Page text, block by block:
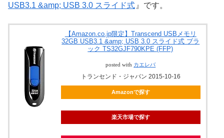
USB3.1 &amp; USB 3.0 スライド式 』です。
【Amazon.co.jp限定】Transcend USBメモリ
32GB USB3.1 &amp; USB 3.0 スライド式 ブラ
ック TS32GJF790KPE (FFP)
posted with カエレバ
トランセンド・ジャパン 2015-10-16
Amazonで探す
楽天市場で探す